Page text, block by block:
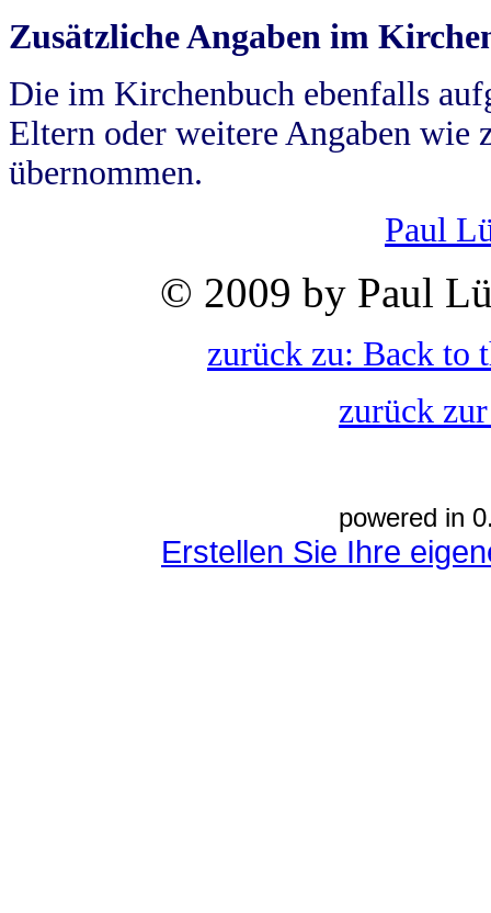
Zusätzliche Angaben im
Die im Kirchenbuch ebenfalls
Eltern oder weitere Angaben wie
übernommen.
Paul
© 2009 by Paul
zurück zu: Back to
zurück
powered in
Erstellen Sie Ihre